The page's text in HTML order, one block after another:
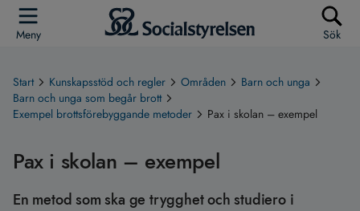
Meny Sök
Start Kunskapsstöd och regler Områden
Barn och unga
Barn och unga som begår brott
Exempel brottsförebyggande metoder
Pax i skolan – exempel
Pax i skolan – exempel
En metod som ska ge trygghet och studiero i